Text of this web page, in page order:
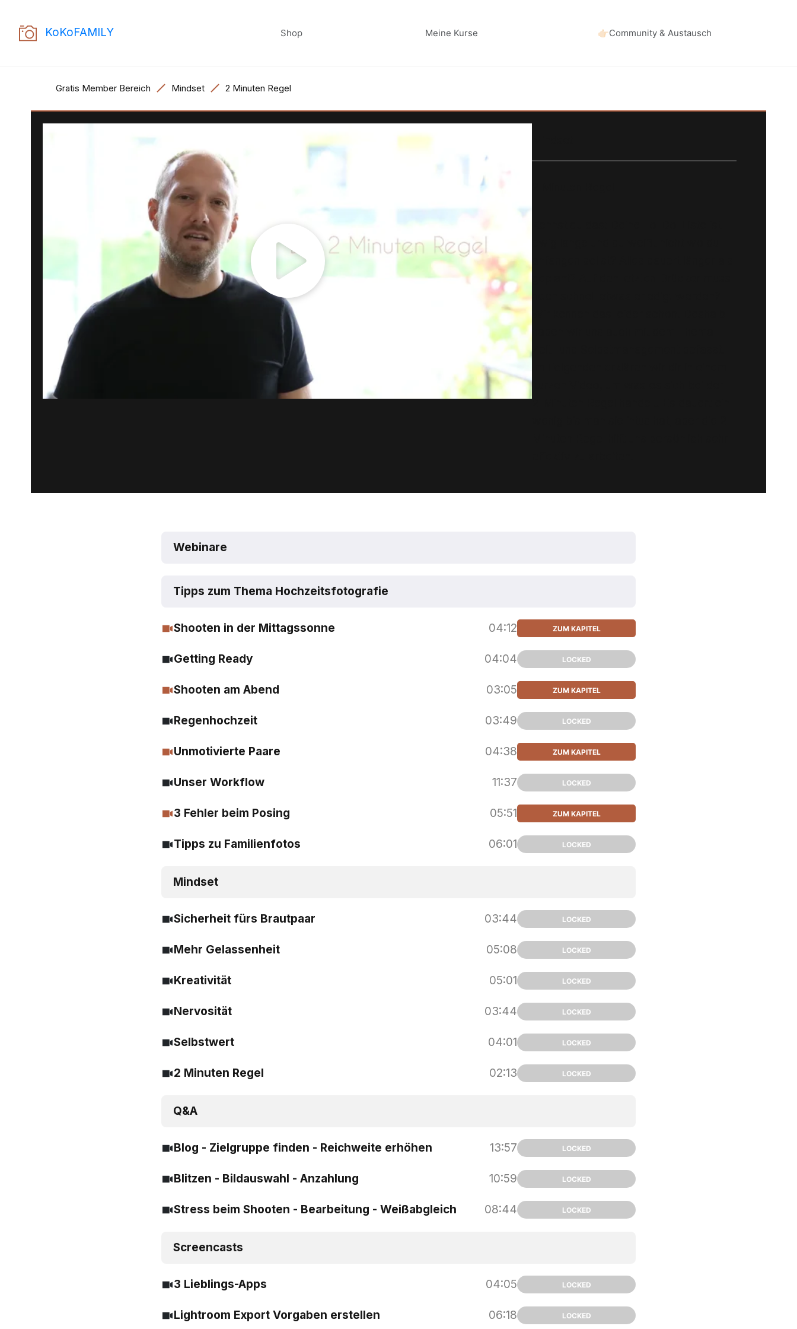
KoKoFAMILY Shop Meine Kurse 👉🏻Community & Austausch
Gratis Member Bereich Mindset 2 Minuten Regel
Webinare
Tipps zum Thema Hochzeitsfotografie
Shooten in der Mittagssonne 04:12 ZUM KAPITEL
Getting Ready 04:04 LOCKED
Shooten am Abend 03:05 ZUM KAPITEL
Regenhochzeit 03:49 LOCKED
Unmotivierte Paare 04:38 ZUM KAPITEL
Unser Workflow 11:37 LOCKED
3 Fehler beim Posing 05:51 ZUM KAPITEL
Tipps zu Familienfotos 06:01 LOCKED
Mindset
Sicherheit fürs Brautpaar 03:44 LOCKED
Mehr Gelassenheit 05:08 LOCKED
Kreativität 05:01 LOCKED
Nervosität 03:44 LOCKED
Selbstwert 04:01 LOCKED
2 Minuten Regel 02:13 LOCKED
Q&A
Blog - Zielgruppe finden - Reichweite erhöhen 13:57 LOCKED
Blitzen - Bildauswahl - Anzahlung 10:59 LOCKED
Stress beim Shooten - Bearbeitung - Weißabgleich 08:44 LOCKED
Screencasts
3 Lieblings-Apps 04:05 LOCKED
Lightroom Export Vorgaben erstellen 06:18 LOCKED